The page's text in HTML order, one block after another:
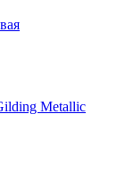
Metallic